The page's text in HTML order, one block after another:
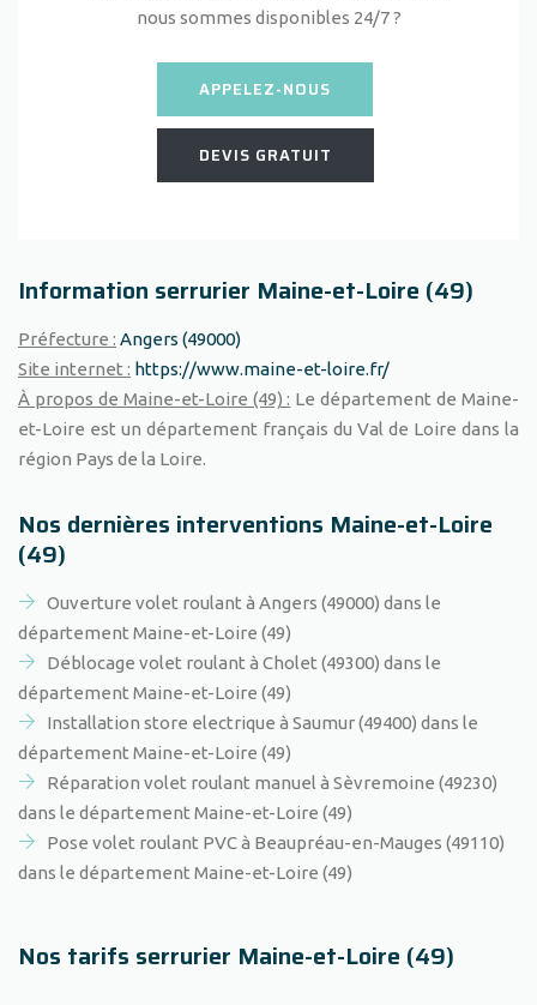
nous sommes disponibles 24/7 ?
APPELEZ-NOUS
DEVIS GRATUIT
Information serrurier Maine-et-Loire (49)
Préfecture : Angers (49000)
Site internet : https://www.maine-et-loire.fr/
À propos de Maine-et-Loire (49) : Le département de Maine-
et-Loire est un département français du Val de Loire dans la
région Pays de la Loire.
Nos dernières interventions Maine-et-Loire
(49)
Ouverture volet roulant à Angers (49000) dans le
département Maine-et-Loire (49)
Déblocage volet roulant à Cholet (49300) dans le
département Maine-et-Loire (49)
Installation store electrique à Saumur (49400) dans le
département Maine-et-Loire (49)
Réparation volet roulant manuel à Sèvremoine (49230)
dans le département Maine-et-Loire (49)
Pose volet roulant PVC à Beaupréau-en-Mauges (49110)
dans le département Maine-et-Loire (49)
Nos tarifs serrurier Maine-et-Loire (49)